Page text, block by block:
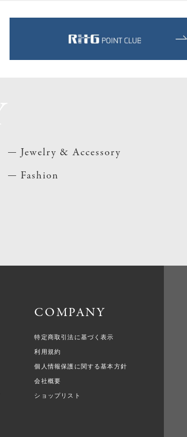
Jewelry & Accessory
Fashion
COMPANY
特定商取引法に基づく表示
利用規約
個人情報保護に関する基本方針
会社概要
ショップリスト